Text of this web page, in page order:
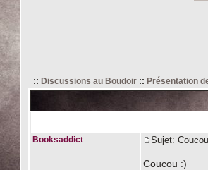
:: Discussions au Boudoir:: Présentation
Booksaddict
Sujet:
Coucou :)